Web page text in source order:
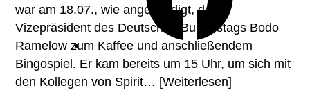
war am 18.07., wie angekündigt, der
Vizepräsident des Deutschen Bundestags Bodo
Ramelow zum Kaffee und anschließendem
Bingospiel. Er kam bereits um 15 Uhr, um sich mit
den Kollegen von Spirit… [Weiterlesen]